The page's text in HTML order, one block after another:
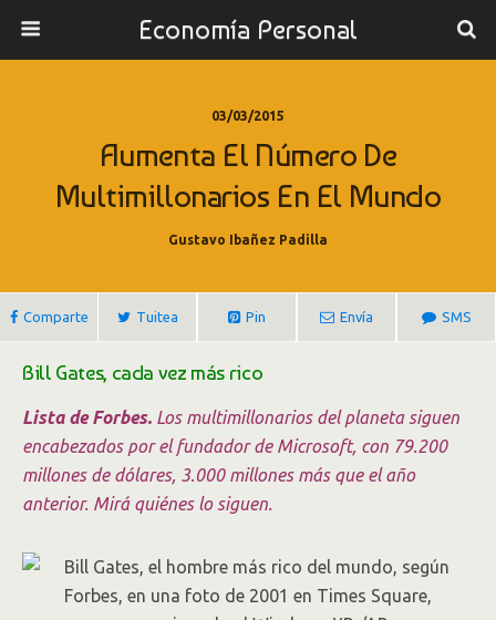
Economía Personal
03/03/2015
Aumenta El Número De
Multimillonarios En El Mundo
Gustavo Ibañez Padilla
Comparte Tuitea Pin Envía SMS
Bill Gates, cada vez más rico
Lista de Forbes. Los multimillonarios del planeta siguen
encabezados por el fundador de Microsoft, con 79.200
millones de dólares, 3.000 millones más que el año
anterior. Mirá quiénes lo siguen.